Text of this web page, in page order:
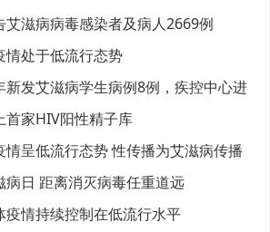
艾滋病病毒感染者及病人2669例
情处于低流行态势
新发艾滋病学生病例8例，疾控中心进
首家HIV阳性精子库
情呈低流行态势 性传播为艾滋病传播
病日 距离消灭病毒任重道远
疫情持续控制在低流行水平